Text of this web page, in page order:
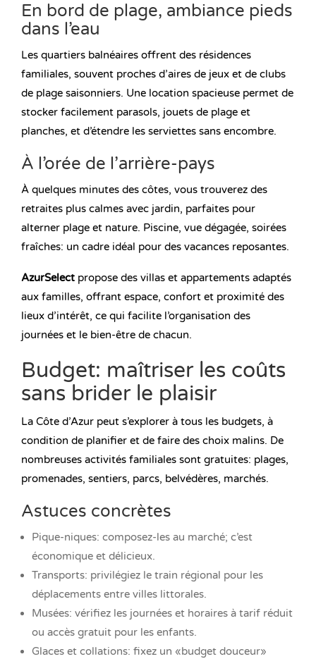
En bord de plage, ambiance pieds
dans l’eau
Les quartiers balnéaires offrent des résidences
familiales, souvent proches d’aires de jeux et de clubs
de plage saisonniers. Une location spacieuse permet de
stocker facilement parasols, jouets de plage et
planches, et d’étendre les serviettes sans encombre.
À l’orée de l’arrière-pays
À quelques minutes des côtes, vous trouverez des
retraites plus calmes avec jardin, parfaites pour
alterner plage et nature. Piscine, vue dégagée, soirées
fraîches: un cadre idéal pour des vacances reposantes.
AzurSelect propose des villas et appartements adaptés
aux familles, offrant espace, confort et proximité des
lieux d’intérêt, ce qui facilite l’organisation des
journées et le bien-être de chacun.
Budget: maîtriser les coûts
sans brider le plaisir
La Côte d’Azur peut s’explorer à tous les budgets, à
condition de planifier et de faire des choix malins. De
nombreuses activités familiales sont gratuites: plages,
promenades, sentiers, parcs, belvédères, marchés.
Astuces concrètes
Pique-niques: composez-les au marché; c’est
économique et délicieux.
Transports: privilégiez le train régional pour les
déplacements entre villes littorales.
Musées: vérifiez les journées et horaires à tarif réduit
ou accès gratuit pour les enfants.
Glaces et collations: fixez un «budget douceur»